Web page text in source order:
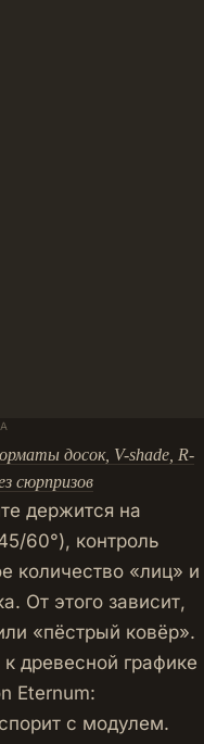
досок, V-shade, R-
сюрпризов
держится на
60°), контроль
количество «лиц» и
От этого зависит,
«пёстрый ковёр».
древесной графике
Eternum:
с модулем.